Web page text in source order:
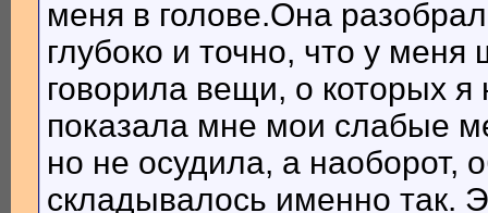
меня в голове.Она
глубоко и точно, что у
говорила вещи, о которых
показала мне мои слабые
но не осудила, а наоборот,
складывалось именно так.